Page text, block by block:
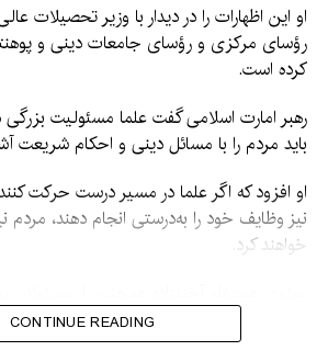
او این اظهارات را در دیدار با وزیر تحصیلات
رؤسای مرکزی و رؤسای جامعات دینی و
کرده است.
رهبر امارت اسلامی گفت علما مسئولیت بزرگی
باید مردم را با مسائل دینی و احکام شریعت
او افزود که اگر علما در مسیر درست حرکت
نیز وظایف خود را به‌درستی انجام دهند، مردم
خواهند کرد.
آموزش و تربیت محصلان توجه جدی داشته
آموزش‌های علمی، با مسائل دینی نیز آشنا
CONTINUE READING